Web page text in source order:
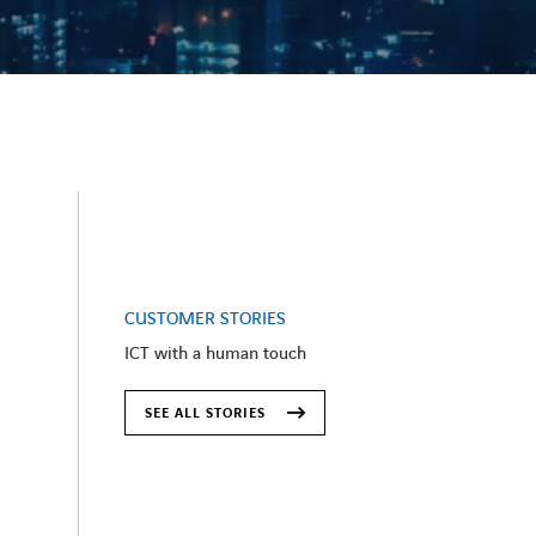
CUSTOMER STORIES
ICT with a human touch
SEE ALL STORIES